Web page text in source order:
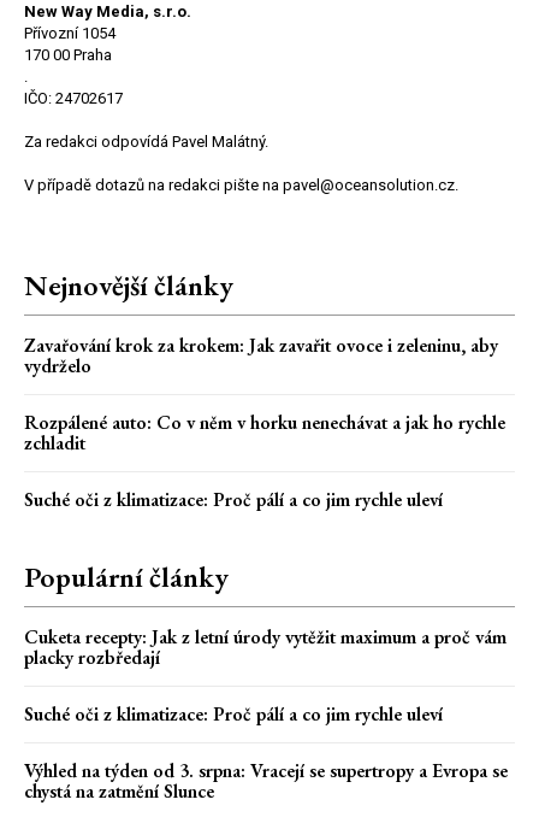
New Way Media, s.r.o.
Přívozní 1054
170 00 Praha
.
IČO: 24702617
Za redakci odpovídá Pavel Malátný.
V případě dotazů na redakci pište na pavel@oceansolution.cz.
Nejnovější články
Zavařování krok za krokem: Jak zavařit ovoce i zeleninu, aby
vydrželo
Rozpálené auto: Co v něm v horku nenechávat a jak ho rychle
zchladit
Suché oči z klimatizace: Proč pálí a co jim rychle uleví
Populární články
Cuketa recepty: Jak z letní úrody vytěžit maximum a proč vám
placky rozbředají
Suché oči z klimatizace: Proč pálí a co jim rychle uleví
Výhled na týden od 3. srpna: Vracejí se supertropy a Evropa se
chystá na zatmění Slunce